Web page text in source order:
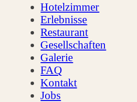
Hotelzimmer
Erlebnisse
Restaurant
Gesellschaften
Galerie
FAQ
Kontakt
Jobs